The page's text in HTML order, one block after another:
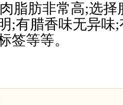
脂肪非常高;选
;有腊香味无异味
签等等。